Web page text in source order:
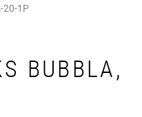
20-1P
BUBBLA,